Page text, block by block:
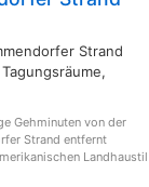
Strand
Gehminuten von der
Strand entfernt
Landhaustil